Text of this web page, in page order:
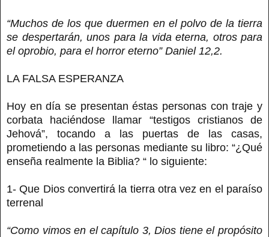
“Muchos de los que duermen en el polvo de la tierra
se despertarán, unos para la vida eterna, otros para
el oprobio, para el horror eterno” Daniel 12,2.
LA FALSA ESPERANZA
Hoy en día se presentan éstas personas con traje y
corbata haciéndose llamar “testigos cristianos de
Jehová”, tocando a las puertas de las casas,
prometiendo a las personas mediante su libro: “¿Qué
enseña realmente la Biblia? “ lo siguiente:
1- Que Dios convertirá la tierra otra vez en el paraíso
terrenal
“Como vimos en el capítulo 3, Dios tiene el propósito